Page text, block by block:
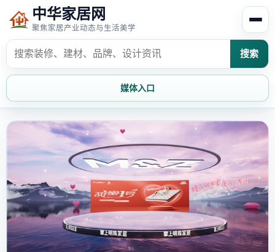
中华家居网
聚焦家居产业动态与生活美学
搜索
媒体入口
家居资讯
家居风水 家居欣赏
时尚饰家 装修设计
家具知识 家居文化